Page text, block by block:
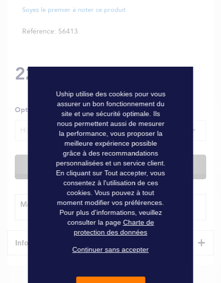
Soyez le premier à noter ce produit
Référence 56413
22,00 €
Options
Homme- Bleu - XL
Actuellement indisponible
Modes de livraison
Informations techniques +
Uship utilise des cookies pour vous
assurer un bon fonctionnement du
site et une sécurité optimale. Ils
nous permettent aussi de mesurer
la performance, vous proposer la
meilleure expérience possible
grâce à des recommandations
personnalisées et un service client.
En cliquant sur Tout accepter, vous
consentez à l'utilisation de ces
cookies. Vous pouvez à tout
moment modifier vos préférences.
Pour plus d'informations, veuillez
consulter la page Charte de
protection des données
Continuer sans accepter